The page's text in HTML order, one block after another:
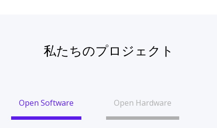
私たちのプロジェクト
Open Software Open Hardware